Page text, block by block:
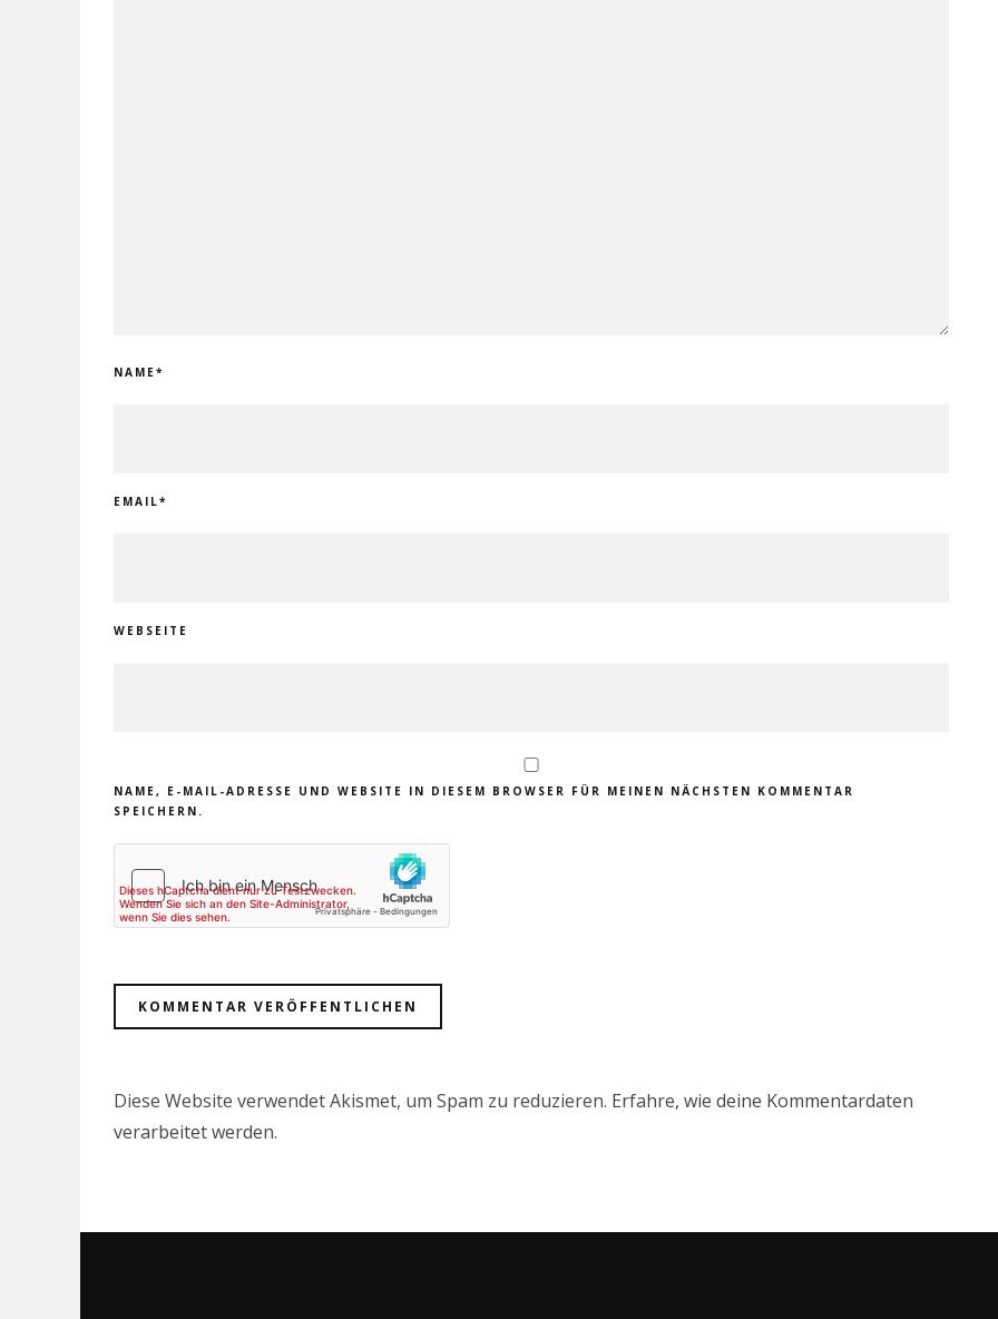
NAME*
EMAIL*
WEBSEITE
NAME, E-MAIL-ADRESSE UND WEBSITE IN DIESEM BROWSER FÜR MEINEN NÄCHSTEN KOMMENTAR
SPEICHERN.
Diese Website verwendet Akismet, um Spam zu reduzieren. Erfahre, wie deine Kommentardaten
verarbeitet werden.